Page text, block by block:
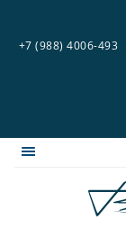
+7 (988) 4006-493